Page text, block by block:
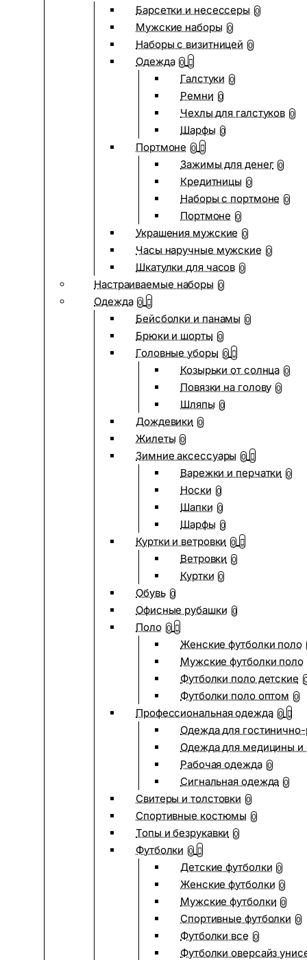
Барсетки и несессеры 0
Мужские наборы 0
Наборы с визитницей 0
Одежда 0
Галстуки 0
Ремни 0
Чехлы для галстуков 0
Шарфы 0
Портмоне 0
Зажимы для денег 0
Кредитницы 0
Наборы с портмоне 0
Портмоне 0
Украшения мужские 0
Часы наручные мужские 0
Шкатулки для часов 0
Настраиваемые наборы 0
Одежда 0
Бейсболки и панамы 0
Брюки и шорты 0
Головные уборы 0
Козырьки от солнца 0
Повязки на голову 0
Шляпы 0
Дождевики 0
Жилеты 0
Зимние аксессуары 0
Варежки и перчатки 0
Носки 0
Шапки 0
Шарфы 0
Куртки и ветровки 0
Ветровки 0
Куртки 0
Обувь 0
Офисные рубашки 0
Поло 0
Женские футболки поло
Мужские футболки поло
Футболки поло детские
Футболки поло оптом 0
Профессиональная одежда 0
Одежда для
Одежда для медицины и
Рабочая одежда 0
Сигнальная одежда 0
Свитеры и толстовки 0
Спортивные костюмы 0
Топы и безрукавки 0
Футболки 0
Детские футболки 0
Женские футболки 0
Мужские футболки 0
Спортивные футболки 0
Футболки все 0
Футболки оверсайз